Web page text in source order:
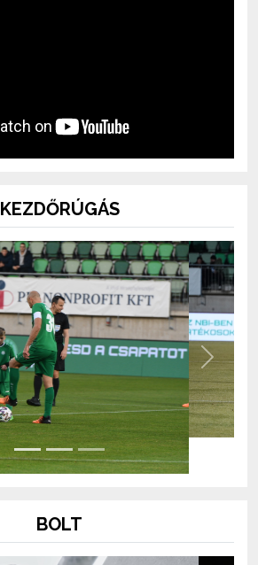
KEZDŐRÚGÁS
Next